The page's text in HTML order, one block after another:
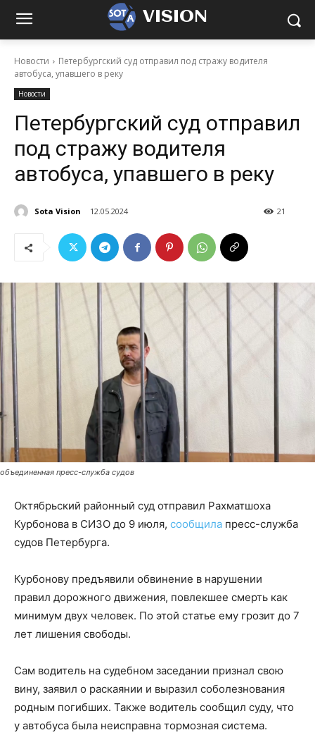
VISION
Новости
Петербургский суд отправил под стражу водителя
автобуса, упавшего в реку
Новости
Петербургский суд отправил
под стражу водителя
автобуса, упавшего в реку
Sota Vision 12.05.2024 21
объединенная пресс-служба судов
Октябрьский районный суд отправил Рахматшоха
Курбонова в СИЗО до 9 июля, сообщила пресс-служба
судов Петербурга.
Курбонову предъявили обвинение в нарушении
правил дорожного движения, повлекшее смерть как
минимум двух человек. По этой статье ему грозит до 7
лет лишения свободы.
Сам водитель на судебном заседании признал свою
вину, заявил о раскаянии и выразил соболезнования
родным погибших. Также водитель сообщил суду, что
у автобуса была неисправна тормозная система.